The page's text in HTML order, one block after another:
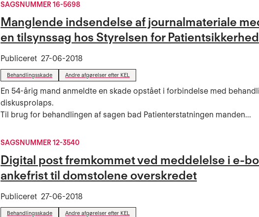
SAGSNUMMER 16-5698
Manglende indsendelse af journalmateriale
en tilsynssag hos Styrelsen for Patientsikkerhed
Publiceret 27-06-2018
Behandlingsskade Andre afgørelser efter KEL
En 54-årig mand anmeldte en skade opstået i forbindelse med
diskusprolaps.
Til brug for behandlingen af sagen bad Patienterstatningen manden...
SAGSNUMMER 12-3540
Digital post fremkommet ved meddelelse i e-
ankefrist til domstolene overskredet
Publiceret 27-06-2018
Behandlingsskade Andre afgørelser efter KEL